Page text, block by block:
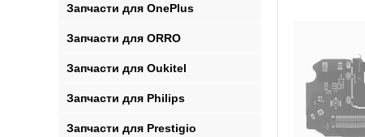
Запчасти для OnePlus
Запчасти для ORRO
Запчасти для Oukitel
Запчасти для Philips
Запчасти для Prestigio